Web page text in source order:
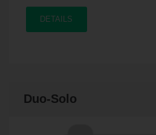
DETAILS
Duo-Solo